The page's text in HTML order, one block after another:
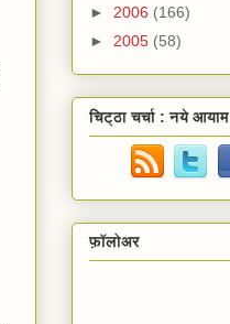
► 2006 (166)
► 2005 (58)
चिट्ठा चर्चा : नये आयाम
फ़ॉलोअर